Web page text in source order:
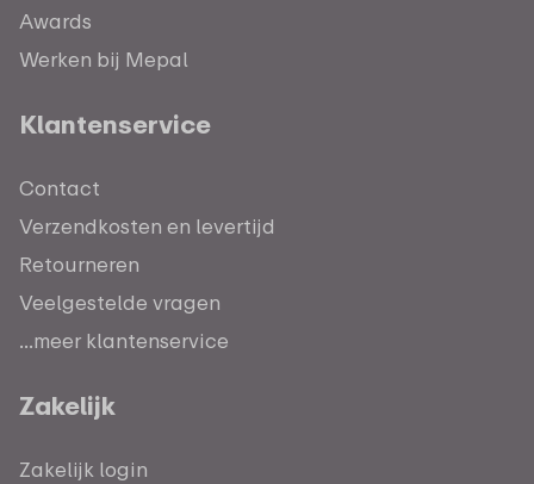
Awards
Werken bij Mepal
Klantenservice
Contact
Verzendkosten en levertijd
Retourneren
Veelgestelde vragen
...meer klantenservice
Zakelijk
Zakelijk login